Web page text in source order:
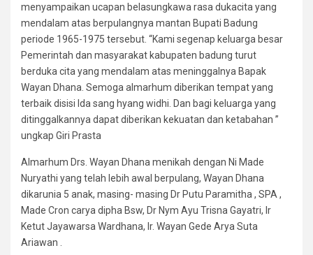
menyampaikan ucapan belasungkawa rasa dukacita yang
mendalam atas berpulangnya mantan Bupati Badung
periode 1965-1975 tersebut. “Kami segenap keluarga besar
Pemerintah dan masyarakat kabupaten badung turut
berduka cita yang mendalam atas meninggalnya Bapak
Wayan Dhana. Semoga almarhum diberikan tempat yang
terbaik disisi Ida sang hyang widhi. Dan bagi keluarga yang
ditinggalkannya dapat diberikan kekuatan dan ketabahan ”
ungkap Giri Prasta
Almarhum Drs. Wayan Dhana menikah dengan Ni Made
Nuryathi yang telah lebih awal berpulang, Wayan Dhana
dikarunia 5 anak, masing- masing Dr Putu Paramitha , SPA ,
Made Cron carya dipha Bsw, Dr Nym Ayu Trisna Gayatri, Ir
Ketut Jayawarsa Wardhana, Ir. Wayan Gede Arya Suta
Ariawan .